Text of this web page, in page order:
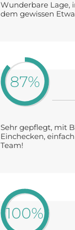
Wunderbare Lage,
dem gewissen
87%
Sehr gepflegt, mit
Einchecken,
Team!
100%